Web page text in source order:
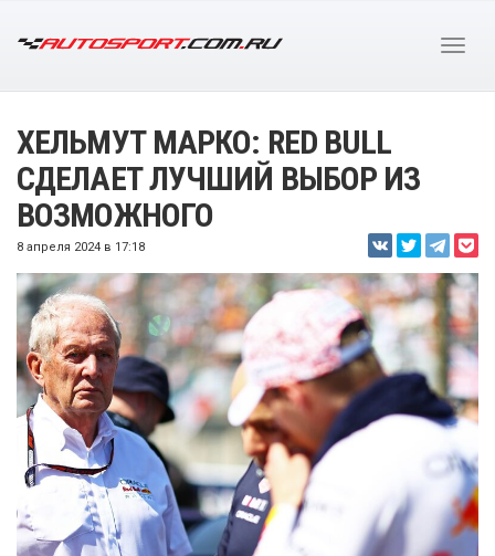
ХЕЛЬМУТ МАРКО: RED BULL
СДЕЛАЕТ ЛУЧШИЙ ВЫБОР ИЗ
ВОЗМОЖНОГО
8 апреля 2024 в 17:18